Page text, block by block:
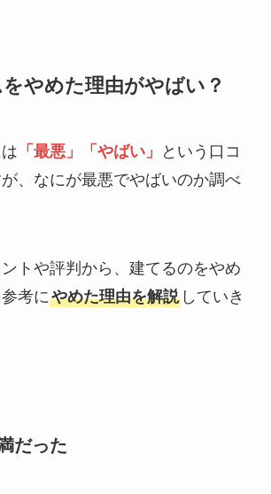
をやめた理由がやばい？
「最悪」「やばい」
という口コ
、なにが最悪でやばいのか調べ
トや評判から、建てるのをやめ
考にやめた理由を解説していき
だった